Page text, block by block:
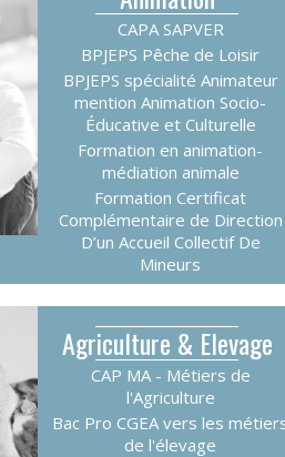
CAPA SAPVER
BPJEPS Pêche de Loisir
BPJEPS spécialité Animateur
mention Animation Socio-
Éducative et Culturelle
Formation en animation-
médiation animale
Formation Certificat
Complémentaire de Direction
D’un Accueil Collectif De
Mineurs
Agriculture & Elevage
CAP MA - Métiers de
l'Agriculture
Bac Pro CGEA vers les
de l'élevage